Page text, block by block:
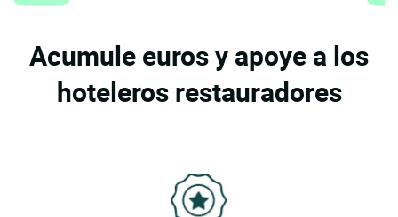
Acumule euros y apoye a los
hoteleros restauradores